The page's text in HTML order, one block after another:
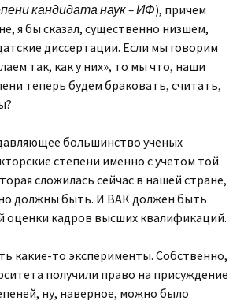
кандидата наук – ИФ), причем
я бы сказал, существенно низшем,
диссертации. Если мы говорим
так, как у них», то мы что, наши
теперь будем браковать, считать,
большинство ученых
степени именно с учетом той
сложилась сейчас в нашей стране,
должны быть. И ВАК должен быть
оценки кадров высших квалификаций.
какие-то эксперименты. Собственно,
получили право на присуждение
ну, наверное, можно было